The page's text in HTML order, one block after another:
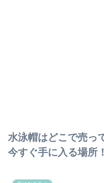
水泳帽はどこで売っ
今すぐ手に入る場所！